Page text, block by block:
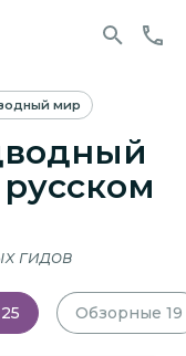
мир
гидов
25 Обзорные 19